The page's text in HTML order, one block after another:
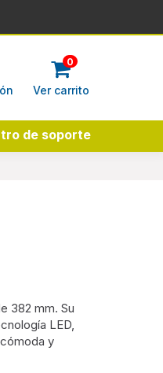
0
Ver carrito
de soporte
382 mm. Su
LED,
y